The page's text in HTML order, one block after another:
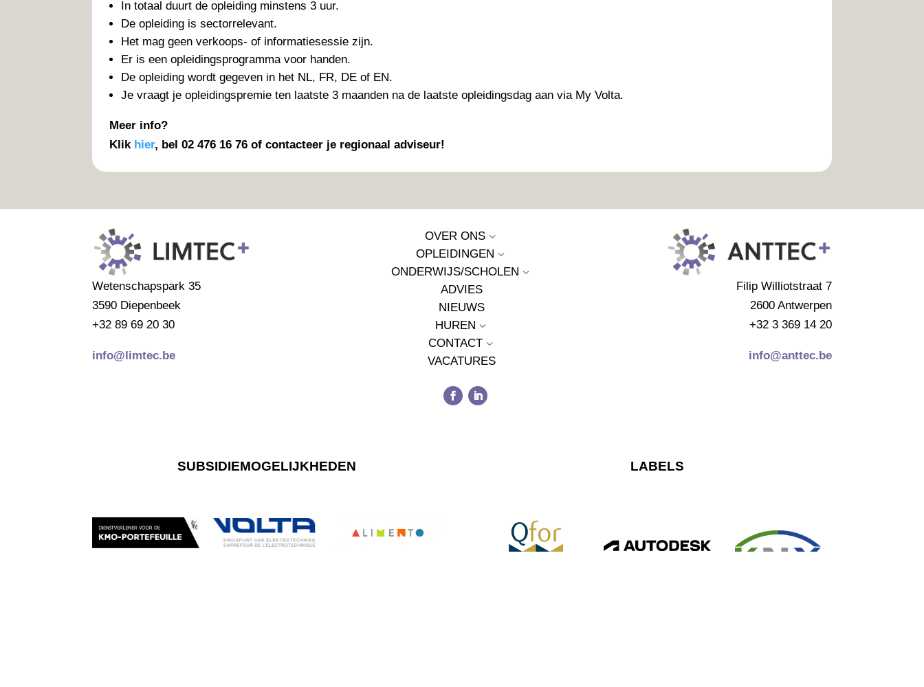
In totaal duurt de opleiding minstens 3 uur.
De opleiding is sectorrelevant.
Het mag geen verkoops- of informatiesessie zijn.
Er is een opleidingsprogramma voor handen.
De opleiding wordt gegeven in het NL, FR, DE of EN.
Je vraagt je opleidingspremie ten laatste 3 maanden na de laatste opleidingsdag aan via My Volta.
Meer info?
Klik hier, bel02 476 16 76 of contacteer je regionaal adviseur!
Wetenschapspark 35
3590 Diepenbeek
+32 89 69 20 30
info@limtec.be
OVER ONS 3
OPLEIDINGEN 3
ONDERWIJS/SCHOLEN 3
ADVIES
NIEUWS
HUREN 3
CONTACT3
VACATURES
Filip Williotstraat 7
2600 Antwerpen
+32 3 369 14 20
info@anttec.be
SUBSIDIEMOGELIJKHEDEN LABELS